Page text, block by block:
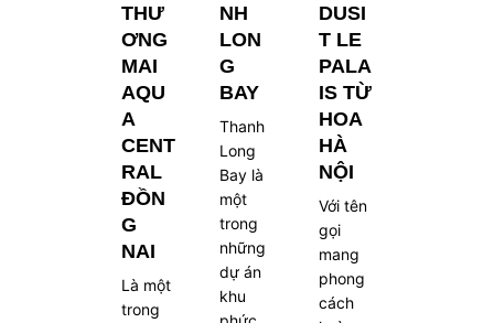
THƯ
ƠNG
MAI
AQU
A
CENT
RAL
ĐỒN
G
NAI
Là một
trong
NH
LON
G
BAY
Thanh
Long
Bay là
một
trong
những
dự án
khu
DUSI
T LE
PALA
IS TỪ
HOA
HÀ
NỘI
Với tên
gọi
mang
phong
cách